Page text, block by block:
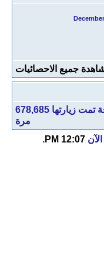
جميع الاحصائيات
تمت زيارتها 678,685
مرة
الآن12:07 PM
.